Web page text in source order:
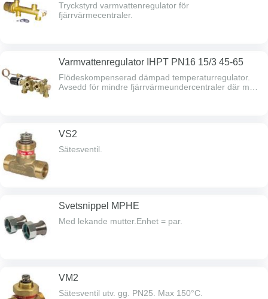
Tryckstyrd varmvattenregulator för
fjärrvärmecentraler.
Varmvattenregulator IHPT PN16 15/3 45-65
Flödeskompenserad dämpad temperaturregulator.
Avsedd för mindre fjärrvärmeundercentraler där man
VS2
Sätesventil.
Svetsnippel MPHE
Med lekande mutter.Enhet = par.
VM2
Sätesventil utv. gg. PN25. Max 150°C.